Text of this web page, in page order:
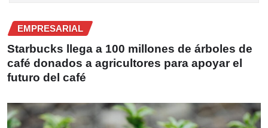
EMPRESARIAL
Starbucks llega a 100 millones de árboles de
café donados a agricultores para apoyar el
futuro del café